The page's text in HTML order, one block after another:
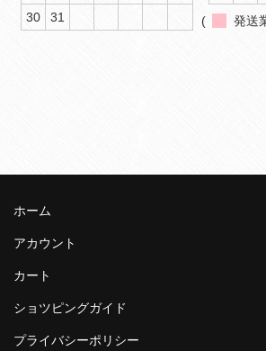
30
31 ( 発送
ホーム
アカウント
カート
ショツピングガイド
プライバシーポリシー